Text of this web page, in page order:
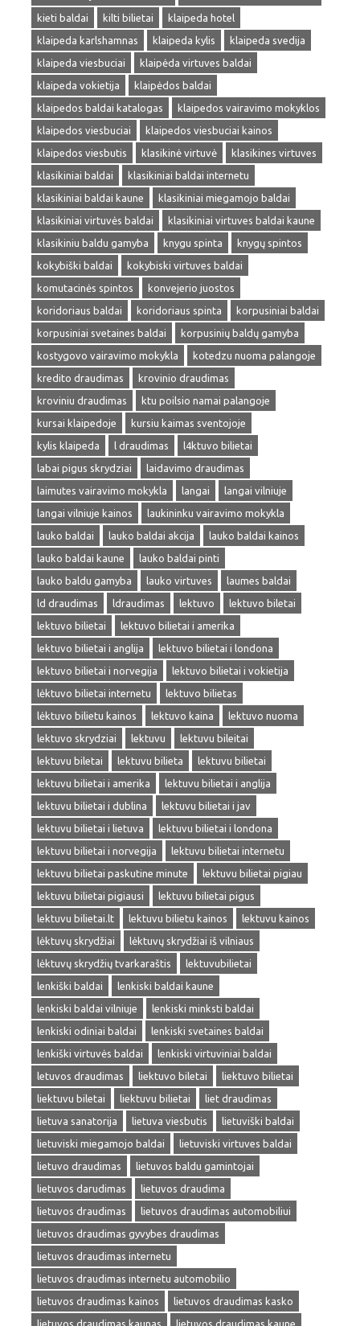
kieti baldai
kilti bilietai
klaipeda hotel
klaipeda karlshamnas
klaipeda kylis
klaipeda svedija
klaipeda viesbuciai
klaipėda virtuves baldai
klaipeda vokietija
klaipėdos baldai
klaipedos baldai katalogas
klaipedos vairavimo mokyklos
klaipedos viesbuciai
klaipedos viesbuciai kainos
klaipedos viesbutis
klasikinė virtuvė
klasikines virtuves
klasikiniai baldai
klasikiniai baldai internetu
klasikiniai baldai kaune
klasikiniai miegamojo baldai
klasikiniai virtuvės baldai
klasikiniai virtuves baldai kaune
klasikiniu baldu gamyba
knygu spinta
knygų spintos
kokybiški baldai
kokybiski virtuves baldai
komutacinės spintos
konvejerio juostos
koridoriaus baldai
koridoriaus spinta
korpusiniai baldai
korpusiniai svetaines baldai
korpusinių baldų gamyba
kostygovo vairavimo mokykla
kotedzu nuoma palangoje
kredito draudimas
krovinio draudimas
kroviniu draudimas
ktu poilsio namai palangoje
kursai klaipedoje
kursiu kaimas sventojoje
kylis klaipeda
l draudimas
l4ktuvo bilietai
labai pigus skrydziai
laidavimo draudimas
laimutes vairavimo mokykla
langai
langai vilniuje
langai vilniuje kainos
laukininku vairavimo mokykla
lauko baldai
lauko baldai akcija
lauko baldai kainos
lauko baldai kaune
lauko baldai pinti
lauko baldu gamyba
lauko virtuves
laumes baldai
ld draudimas
ldraudimas lektuvo
lektuvo biletai
lektuvo bilietai
lektuvo bilietai i amerika
lektuvo bilietai i anglija
lektuvo bilietai i londona
lektuvo bilietai i norvegija
lektuvo bilietai i vokietija
lėktuvo bilietai internetu
lektuvo bilietas
lėktuvo bilietu kainos
lektuvo kaina
lektuvo nuoma
lektuvo skrydziai
lektuvu
lektuvu bileitai
lektuvu biletai
lektuvu bilieta
lektuvu bilietai
lektuvu bilietai i amerika
lektuvu bilietai i anglija
lektuvu bilietai i dublina
lektuvu bilietai i jav
lektuvu bilietai i lietuva
lektuvu bilietai i londona
lektuvu bilietai i norvegija
lektuvu bilietai internetu
lektuvu bilietai paskutine minute
lektuvu bilietai pigiau
lektuvu bilietai pigiausi
lektuvu bilietai pigus
lektuvu bilietai.lt
lektuvu bilietu kainos
lektuvu kainos
lėktuvų skrydžiai
lėktuvų skrydžiai iš vilniaus
lėktuvų skrydžių tvarkaraštis
lektuvubilietai
lenkiški baldai
lenkiski baldai kaune
lenkiski baldai vilniuje
lenkiski minksti baldai
lenkiski odiniai baldai
lenkiski svetaines baldai
lenkiški virtuvės baldai
lenkiski virtuviniai baldai
letuvos draudimas
liektuvo biletai
liektuvo bilietai
liektuvu biletai
liektuvu bilietai
liet draudimas
lietuva sanatorija
lietuva viesbutis
lietuviški baldai
lietuviski miegamojo baldai
lietuviski virtuves baldai
lietuvo draudimas
lietuvos baldu gamintojai
lietuvos darudimas
lietuvos draudima
lietuvos draudimas
lietuvos draudimas automobiliui
lietuvos draudimas gyvybes draudimas
lietuvos draudimas internetu
lietuvos draudimas internetu automobilio
lietuvos draudimas kainos
lietuvos draudimas kasko
lietuvos draudimas kaunas
lietuvos draudimas kaune